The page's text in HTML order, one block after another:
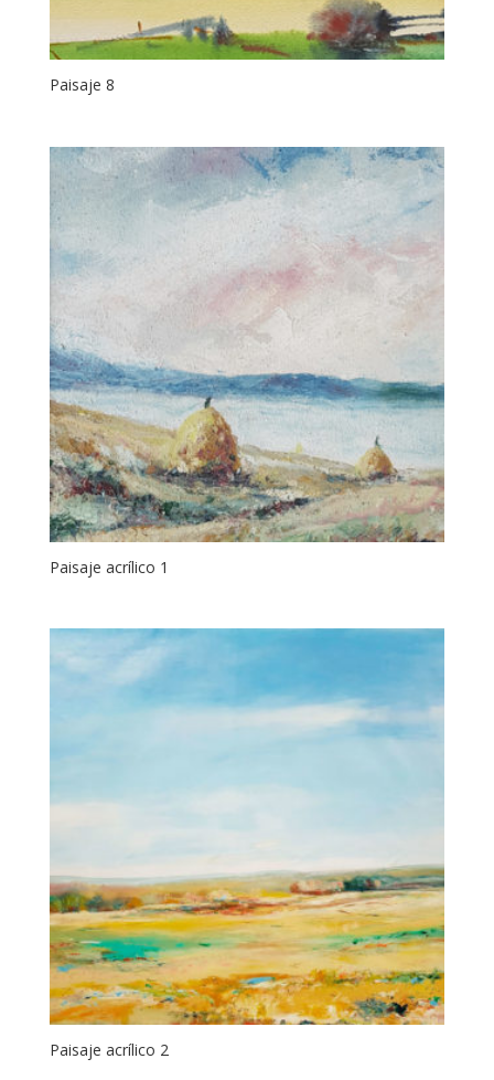
Paisaje 8
Paisaje acrílico 1
Paisaje acrílico 2